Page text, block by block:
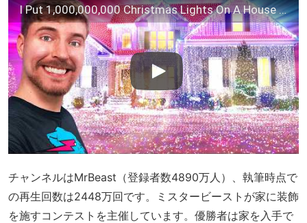
I Put 1,000,000,000 Christmas Lights On A House (World Record)
チャンネルはMrBeast（登録者数4890万人）、執筆時点で
の再生回数は2448万回です。ミスタービーストが家に装飾
を施すコンテストを主催しています。優勝者は家を入手で